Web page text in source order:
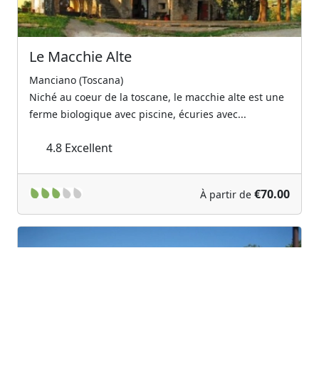
Le Macchie Alte
Manciano (Toscana)
Niché au coeur de la toscane, le macchie alte est une
ferme biologique avec piscine, écuries avec...
4.8 Excellent
À partir de €70.00